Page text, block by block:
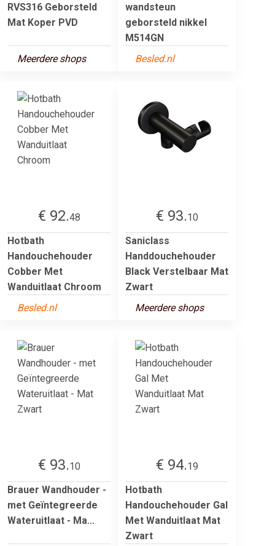
RVS316 Geborsteld
Mat Koper PVD
Meerdere shops
wandsteun
geborsteld nikkel
M514GN
Besled.nl
€ 92.48
Hotbath
Handouchehouder
Cobber Met
Wanduitlaat Chroom
Besled.nl
€ 93.10
Saniclass
Handdouchehouder
Black Verstelbaar Mat
Zwart
Meerdere shops
€ 93.10
Brauer Wandhouder -
met Geïntegreerde
Wateruitlaat - Ma...
€ 94.19
Hotbath
Handouchehouder Gal
Met Wanduitlaat Mat
Zwart